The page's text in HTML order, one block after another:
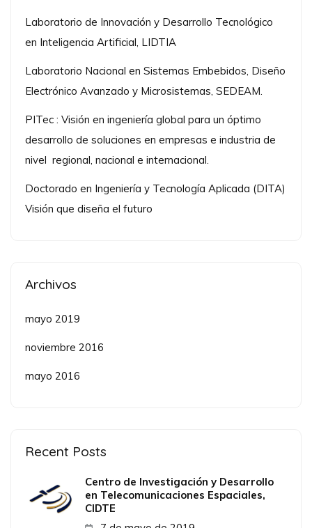
Laboratorio de Innovación y Desarrollo Tecnológico
en Inteligencia Artificial, LIDTIA
Laboratorio Nacional en Sistemas Embebidos, Diseño
Electrónico Avanzado y Microsistemas, SEDEAM.
PITec : Visión en ingeniería global para un óptimo
desarrollo de soluciones en empresas e industria de
nivel regional, nacional e internacional.
Doctorado en Ingeniería y Tecnología Aplicada (DITA)
Visión que diseña el futuro
Archivos
mayo 2019
noviembre 2016
mayo 2016
Recent Posts
Centro de Investigación y Desarrollo
en Telecomunicaciones Espaciales,
CIDTE